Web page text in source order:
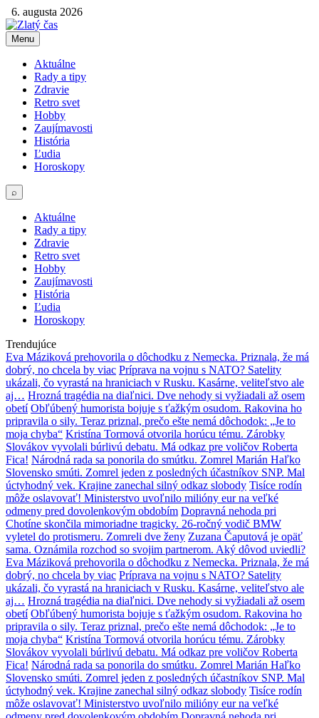
6. augusta 2026
Menu
Aktuálne
Rady a tipy
Zdravie
Retro svet
Hobby
Zaujímavosti
História
Ľudia
Horoskopy
⌕
Aktuálne
Rady a tipy
Zdravie
Retro svet
Hobby
Zaujímavosti
História
Ľudia
Horoskopy
Trendujúce
Eva Máziková prehovorila o dôchodku z Nemecka. Priznala, že má
dobrý, no chcela by viac Príprava na vojnu s NATO? Satelity
ukázali, čo vyrastá na hraniciach v Rusku. Kasárne, veliteľstvo ale
aj… Hrozná tragédia na diaľnici. Dve nehody si vyžiadali až osem
obetí Obľúbený humorista bojuje s ťažkým osudom. Rakovina ho
pripravila o sily. Teraz priznal, prečo ešte nemá dôchodok: „Je to
moja chyba“ Kristína Tormová otvorila horúcu tému. Zárobky
Slovákov vyvolali búrlivú debatu. Má odkaz pre voličov Roberta
Fica! Národná rada sa ponorila do smútku. Zomrel Marián Haľko
Slovensko smúti. Zomrel jeden z posledných účastníkov SNP. Mal
úctyhodný vek. Krajine zanechal silný odkaz slobody Tisíce rodín
môže oslavovať! Ministerstvo uvoľnilo milióny eur na veľké
odmeny pred dovolenkovým obdobím Dopravná nehoda pri
Chotíne skončila mimoriadne tragicky. 26-ročný vodič BMW
vyletel do protismeru. Zomreli dve ženy Zuzana Čaputová je opäť
sama. Oznámila rozchod so svojim partnerom. Aký dôvod uviedli?
Eva Máziková prehovorila o dôchodku z Nemecka. Priznala, že má
dobrý, no chcela by viac Príprava na vojnu s NATO? Satelity
ukázali, čo vyrastá na hraniciach v Rusku. Kasárne, veliteľstvo ale
aj… Hrozná tragédia na diaľnici. Dve nehody si vyžiadali až osem
obetí Obľúbený humorista bojuje s ťažkým osudom. Rakovina ho
pripravila o sily. Teraz priznal, prečo ešte nemá dôchodok: „Je to
moja chyba“ Kristína Tormová otvorila horúcu tému. Zárobky
Slovákov vyvolali búrlivú debatu. Má odkaz pre voličov Roberta
Fica! Národná rada sa ponorila do smútku. Zomrel Marián Haľko
Slovensko smúti. Zomrel jeden z posledných účastníkov SNP. Mal
úctyhodný vek. Krajine zanechal silný odkaz slobody Tisíce rodín
môže oslavovať! Ministerstvo uvoľnilo milióny eur na veľké